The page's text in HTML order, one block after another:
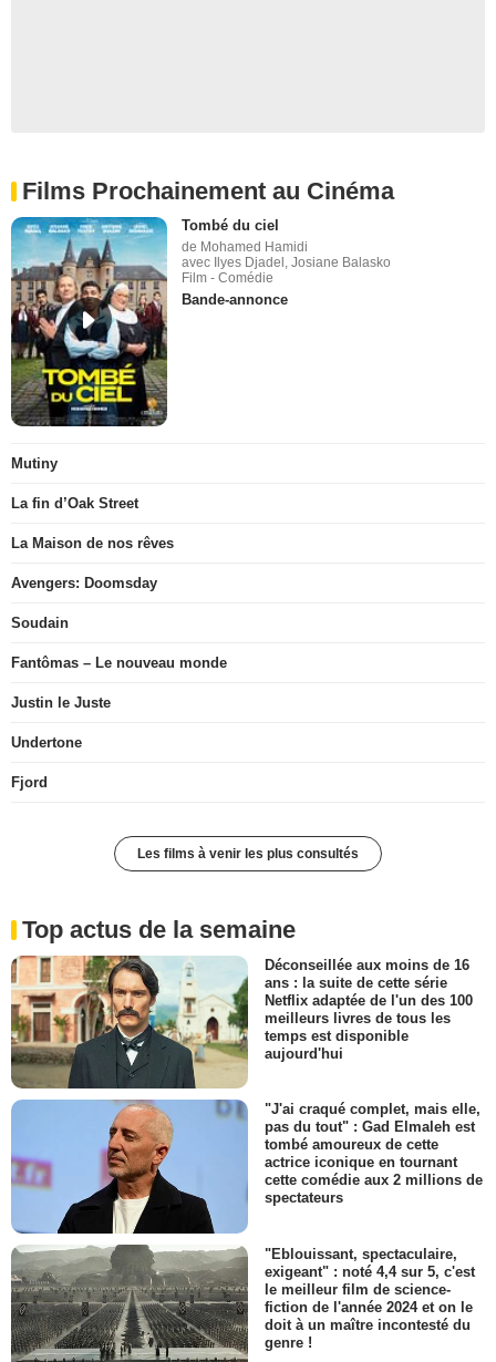
Films Prochainement au Cinéma
Tombé du ciel
de Mohamed Hamidi
avec Ilyes Djadel, Josiane Balasko
Film - Comédie
Bande-annonce
Mutiny
La fin d’Oak Street
La Maison de nos rêves
Avengers: Doomsday
Soudain
Fantômas – Le nouveau monde
Justin le Juste
Undertone
Fjord
Les films à venir les plus consultés
Top actus de la semaine
Déconseillée aux moins de 16
ans : la suite de cette série
Netflix adaptée de l'un des 100
meilleurs livres de tous les
temps est disponible
aujourd'hui
"J'ai craqué complet, mais elle,
pas du tout" : Gad Elmaleh est
tombé amoureux de cette
actrice iconique en tournant
cette comédie aux 2 millions de
spectateurs
"Eblouissant, spectaculaire,
exigeant" : noté 4,4 sur 5, c'est
le meilleur film de science-
fiction de l'année 2024 et on le
doit à un maître incontesté du
genre !